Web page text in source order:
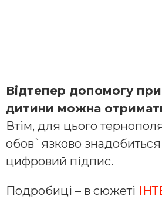
Відтепер допомогу
дитини можна
Втім, для цього
обов`язково
цифровий підпис.
Подробиці – в сюжеті